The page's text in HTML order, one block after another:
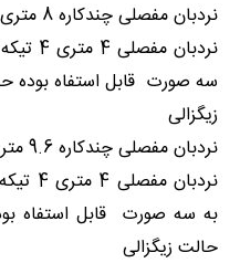
نردبان مفصلی چندکاره 8 متری:
سه صورت قابل استفاه
زیگزالی
نردبان مفصلی چندکاره 9.6 متری:
به سه صورت قابل استفاه
حالت زیگزالی